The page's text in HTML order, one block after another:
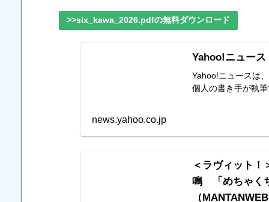
>>six_kawa_2026.pdfの無料ダウンロード
Yahoo!ニュース
Yahoo!ニュースは
個人の書き手が執
news.yahoo.co.jp
＜ラヴィット
鳴 「めちゃく
（